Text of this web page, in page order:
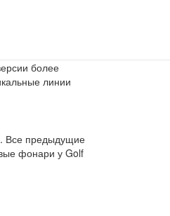
более
линии
Все предыдущие
фонари у Golf